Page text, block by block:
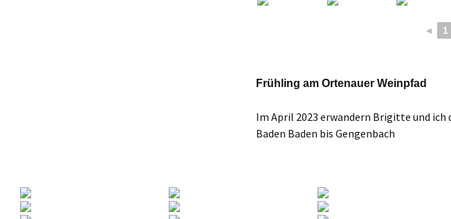
◄ 1
Frühling am Ortenauer Weinpfad
Im April 2023 erwandern Brigitte und
Baden Baden bis Gengenbach